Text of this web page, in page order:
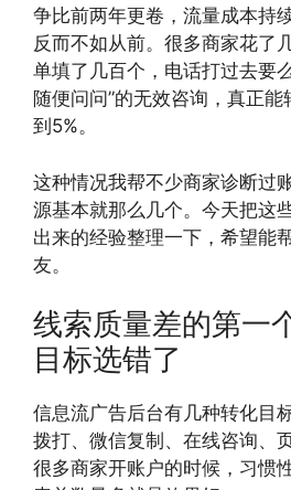
争比前两年更卷，流量成本持
反而不如从前。很多商家花了
单填了几百个，电话打过去要
随便问问”的无效咨询，真正
到5%。
这种情况我帮不少商家诊断过
源基本就那么几个。今天把这
出来的经验整理一下，希望能
友。
线索质量差的第一
目标选错了
信息流广告后台有几种转化目
拨打、微信复制、在线咨询、
很多商家开账户的时候，习惯